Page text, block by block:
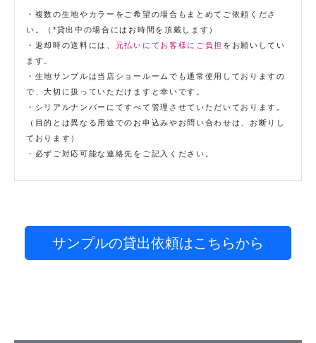
・複数の生地やカラーをご希望の場合もまとめてご依頼くださ
い。（*貸出中の場合にはお時間を頂戴します）
・返却時の送料には、 元払いにてお客様にご負担 をお願いしてい
ます。
・生地サンプルは当店ショールームでも通常使用しておりますの
で、大切に扱っていただけますと幸いです。
・シリアルナンバーにてすべて管理させていただいております。
（目的とは異なる用途でのお申込みやお問い合わせは、お断りし
ております）
・必ずご対応可能な連絡先をご記入ください。
サンプルの貸出依頼はこちらから